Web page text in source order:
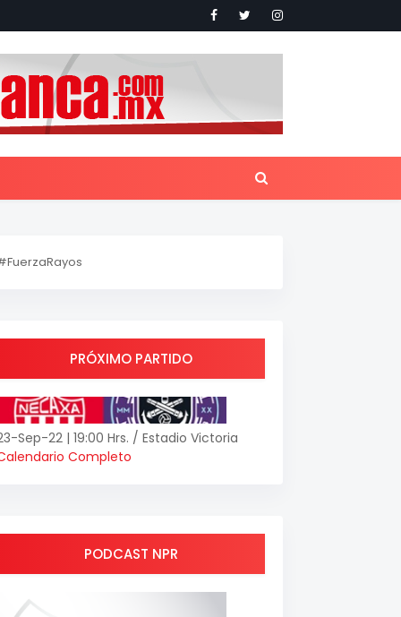
PRÓXIMO PARTIDO
Sep-22 | 19:00 Hrs. / Estadio Victoria
Completo
PODCAST NPR